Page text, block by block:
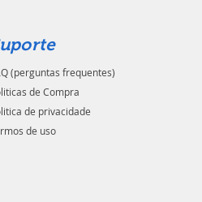
(perguntas frequentes)
de Compra
de privacidade
de uso